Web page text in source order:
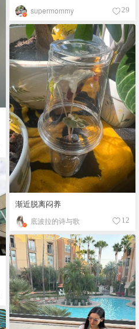
supermommy 29
渐近脱离闷养
底波拉的诗与歌 12